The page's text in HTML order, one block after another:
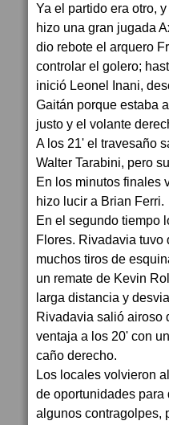
Ya el partido era otro,
hizo una gran jugada
dio rebote el arquero
controlar el golero;
inició Leonel Inani,
Gaitán porque estaba
justo y el volante
A los 21' el travesaño
Walter Tarabini, pero
En los minutos finales
hizo lucir a Brian Ferri.
En el segundo tiempo
Flores. Rivadavia tuvo
muchos tiros de
un remate de Kevin
larga distancia y
Rivadavia salió airoso
ventaja a los 20' con
caño derecho.
Los locales volvieron
de oportunidades para
algunos contragolpes,